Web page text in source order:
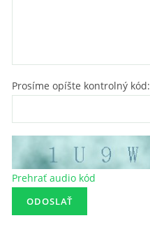
Prosíme opíšte kontrolný kód:
Prehrať audio kód